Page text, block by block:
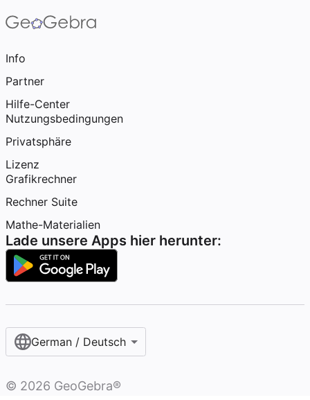
Info
Partner
Hilfe-Center
Nutzungsbedingungen
Privatsphäre
Lizenz
Grafikrechner
Rechner Suite
Mathe-Materialien
Lade unsere Apps hier herunter:
German / Deutsch
© 2026 GeoGebra®